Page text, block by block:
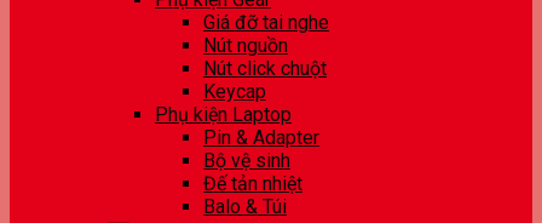
Giá đỡ tai nghe
Nút nguồn
Nút click chuột
Keycap
Phụ kiện Laptop
Pin & Adapter
Bộ vệ sinh
Đế tản nhiệt
Balo & Túi